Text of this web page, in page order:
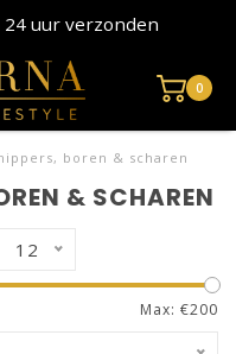
uur verzonden
0
boren & scharen
& SCHAREN
12
Max: €200